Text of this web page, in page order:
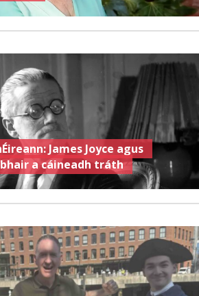
James Joyce agus
a cáineadh tráth